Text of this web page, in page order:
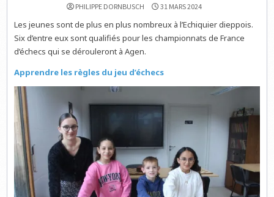
PHILIPPE DORNBUSCH 31 MARS 2024
Les jeunes sont de plus en plus nombreux à l’Echiquier dieppois.
Six d’entre eux sont qualifiés pour les championnats de France
d’échecs qui se dérouleront à Agen.
Apprendre les règles du jeu d’échecs